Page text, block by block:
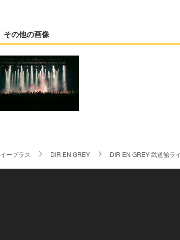
その他の画像
イープラス DIR EN GREY DIR EN GREY 武道館ラ